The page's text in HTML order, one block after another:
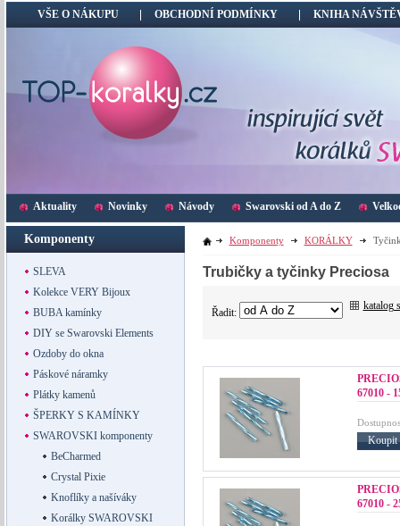
VŠE O NÁKUPU OBCHODNÍ PODMÍNKY KNIHA
Aktuality Novinky Návody Swarovski od A do Z
Komponenty
SLEVA
Kolekce VERY Bijoux
BUBA kamínky
DIY se Swarovski Elements
Ozdoby do okna
Páskové náramky
Plátky kamenů
ŠPERKY S KAMÍNKY
SWAROVSKI komponenty
BeCharmed
Crystal Pixie
Knoflíky a našíváky
Korálky SWAROVSKI
Komponenty KORÁLKY
Trubičky a tyčinky Preciosa
Řadit:
katalog
67010 -
Koupit
67010 -